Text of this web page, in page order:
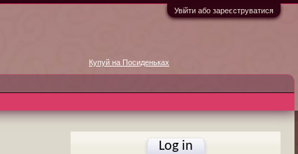
Увійти або зареєструватися
Log in
Купуй на Посиденьках